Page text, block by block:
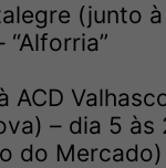
(junto
“Alforria”
ACD
– dia 5 às
do